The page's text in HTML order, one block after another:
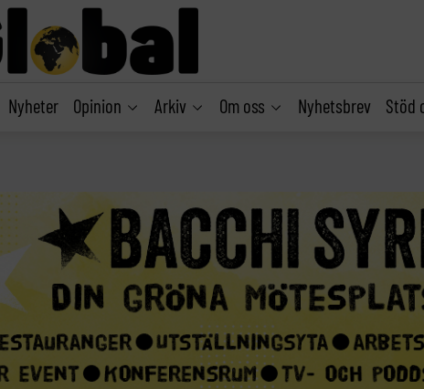
Nyheter Opinion Arkiv Om oss Nyhetsbrev Stöd